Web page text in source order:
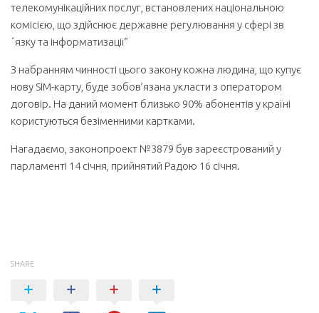
телекомунікаційних послуг, встановлених національною
комісією, що здійснює державне регулювання у сфері зв
´язку та інформатизації”
З набранням чинності цього закону кожна людина, що купує
нову SIM-карту, буде зобов’язана укласти з оператором
договір. На даний момент близько 90% абонентів у країні
користуються безіменними картками.
Нагадаємо, законопроект №3879 був зареєстрований у
парламенті 14 січня, прийнятий Радою 16 січня.
SHARE